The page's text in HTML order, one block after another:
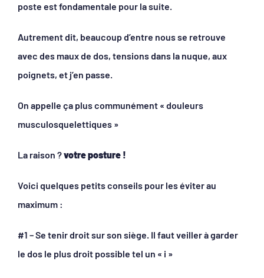
poste est fondamentale pour la suite.
Autrement dit, beaucoup d’entre nous se retrouve
avec des maux de dos, tensions dans la nuque, aux
poignets, et j’en passe.
On appelle ça plus communément « douleurs
musculosquelettiques »
La raison ?votre posture !
Voici quelques petits conseils pour les éviter au
maximum :
#1 – Se tenir droit sur son siège. Il faut veiller à garder
le dos le plus droit possible tel un « i »